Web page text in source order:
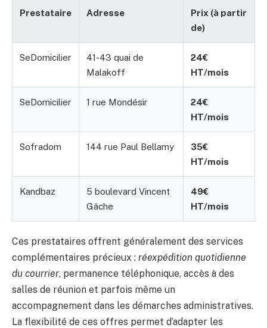
Prestataire Adresse
Prix (à partir
de)
SeDomicilier
41-43 quai de
Malakoff
24€
HT/mois
SeDomicilier 1 rue Mondésir
24€
HT/mois
Sofradom 144 rue Paul Bellamy
35€
HT/mois
Kandbaz
5 boulevard Vincent
Gâche
49€
HT/mois
Ces prestataires offrent généralement des services
complémentaires précieux : réexpédition quotidienne
du courrier, permanence téléphonique, accès à des
salles de réunion et parfois même un
accompagnement dans les démarches administratives.
La flexibilité de ces offres permet d’adapter les